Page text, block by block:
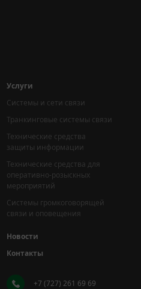
Услуги
Системы и сети связи
Транкинговые системы связи
Технические средства
защиты информации
Технические средства для
оперативно-розыскных
мероприятий
Системы громкоговорящей
связи и оповещения
Новости
Контакты
+7 (727) 261 69 69